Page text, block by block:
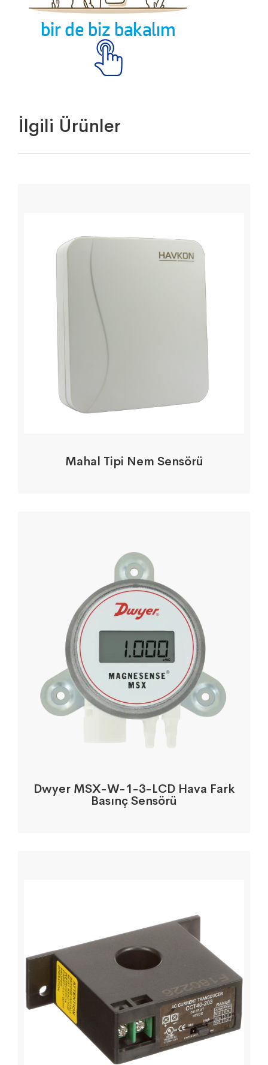
İlgili Ürünler
Mahal Tipi Nem Sensörü
Dwyer MSX-W-1-3-LCD Hava Fark
Basınç Sensörü